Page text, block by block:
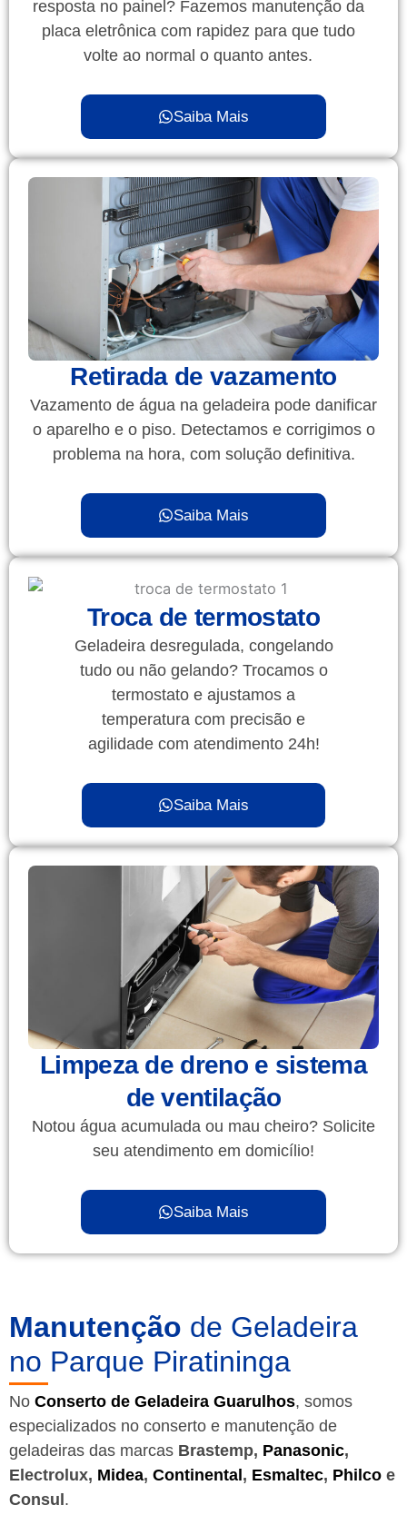
resposta no painel? Fazemos manutenção da
placa eletrônica com rapidez para que tudo
volte ao normal o quanto antes.
Saiba Mais
Retirada de vazamento
Vazamento de água na geladeira pode danificar
o aparelho e o piso. Detectamos e corrigimos o
problema na hora, com solução definitiva.
Saiba Mais
Troca de termostato
Geladeira desregulada, congelando
tudo ou não gelando? Trocamos o
termostato e ajustamos a
temperatura com precisão e
agilidade com atendimento 24h!
Saiba Mais
Limpeza de dreno e sistema
de ventilação
Notou água acumulada ou mau cheiro? Solicite
seu atendimento em domicílio!
Saiba Mais
Manutenção de Geladeira
no Parque Piratininga
No Conserto de Geladeira Guarulhos, somos
especializados no conserto e manutenção de
geladeiras das marcas Brastemp, Panasonic,
Electrolux, Midea, Continental, Esmaltec, Philco e
Consul.